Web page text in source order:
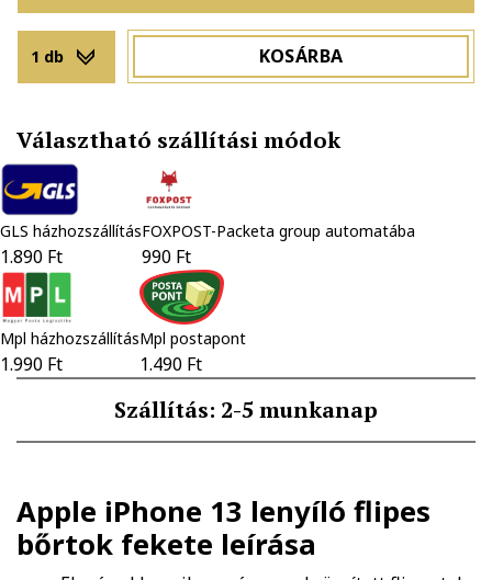
1 db KOSÁRBA
Választható szállítási módok
GLS házhozszállítás
1.890 Ft
FOXPOST-Packeta group automatába
990 Ft
Mpl házhozszállítás
1.990 Ft
Mpl postapont
1.490 Ft
Szállítás: 2-5 munkanap
Apple iPhone 13 lenyíló flipes
bőrtok fekete leírása